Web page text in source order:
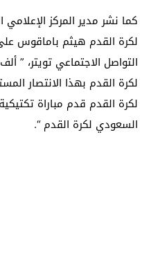
كما نشر مدير المركز
لكرة القدم هيثم باماقوس
التواصل الاجتماعي تويتر، ”
لكرة القدم بهذا الانتصار
لكرة القدم قدم مباراة
السعودي لكرة القدم “.